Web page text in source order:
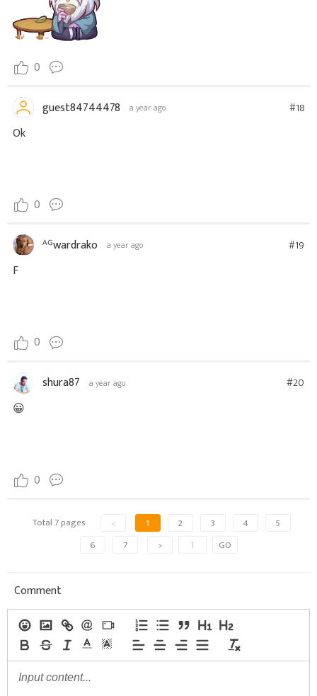
0
guest84744478 a year ago #18
Ok
0
ᴬᴳwardrako a year ago #19
F
0
shura87 a year ago #20
😀
0
Total 7 pages < 1 2 3 4
5
6
7 > GO
Comment